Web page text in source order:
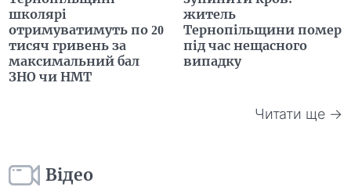
школярі
отримуватимуть по 20
тисяч гривень за
максимальний бал
ЗНО чи НМТ
житель
Тернопільщини помер
під час нещасного
випадку
Читати ще →
Відео